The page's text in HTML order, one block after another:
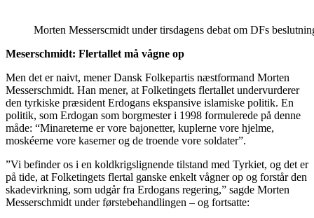
Morten Messerscmidt under tirsdagens debat om DFs
Meserschmidt: Flertallet må vågne op
Men det er naivt, mener Dansk Folkepartis næstformand Morten
Messerschmidt. Han mener, at Folketingets flertallet undervurderer
den tyrkiske præsident Erdogans ekspansive islamiske politik. En
politik, som Erdogan som borgmester i 1998 formulerede på denne
måde: “Minareterne er vore bajonetter, kuplerne vore hjelme,
moskéerne vore kaserner og de troende vore soldater”.
”Vi befinder os i en koldkrigslignende tilstand med Tyrkiet, og det er
på tide, at Folketingets flertal ganske enkelt vågner op og forstår den
skadevirkning, som udgår fra Erdogans regering,” sagde Morten
Messerschmidt under førstebehandlingen – og fortsatte: